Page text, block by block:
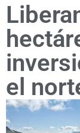
el